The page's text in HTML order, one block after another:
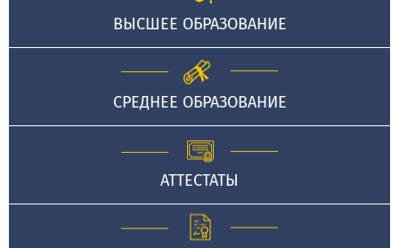
ВЫСШЕЕ ОБРАЗОВАНИЕ
СРЕДНЕЕ ОБРАЗОВАНИЕ
АТТЕСТАТЫ